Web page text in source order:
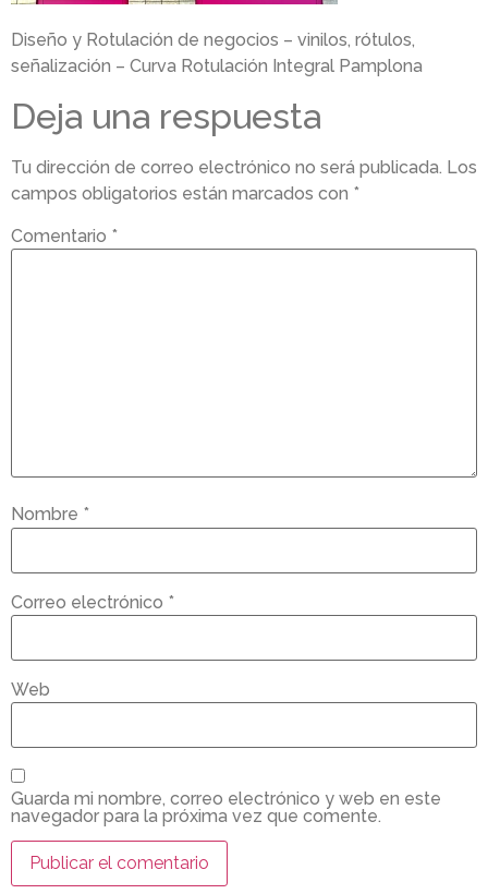
Diseño y Rotulación de negocios – vinilos, rótulos,
señalización – Curva Rotulación Integral Pamplona
Deja una respuesta
Tu dirección de correo electrónico no será publicada. Los
campos obligatorios están marcados con *
Comentario *
Nombre *
Correo electrónico *
Web
Guarda mi nombre, correo electrónico y web en este
navegador para la próxima vez que comente.